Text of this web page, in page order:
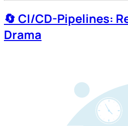
🔄 CI/CD-Pipelines:
Drama